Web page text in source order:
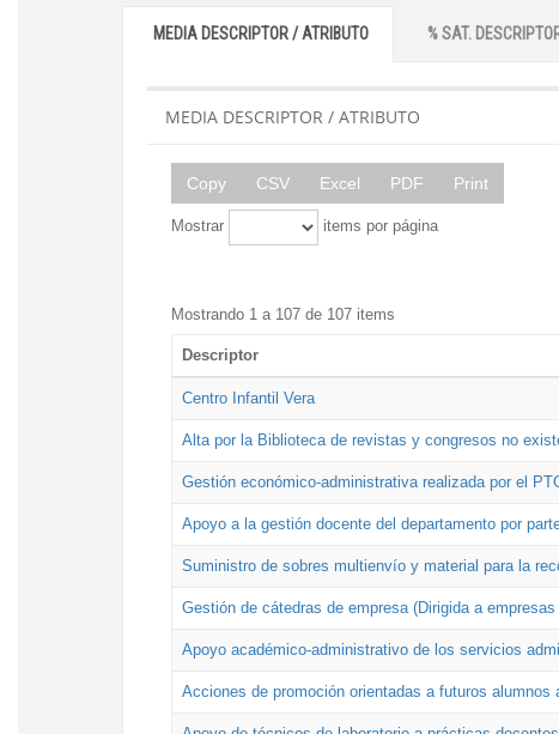
MEDIA DESCRIPTOR / ATRIBUTO % SAT.
MEDIA DESCRIPTOR / ATRIBUTO
Copy CSV Excel PDF Print
Mostrar items por página
Mostrando 1 a 107 de 107 items
Descriptor
Centro Infantil Vera
Alta por la Biblioteca de revistas y congresos no
Gestión económico-administrativa realizada por el
Apoyo a la gestión docente del departamento por
Suministro de sobres multienvío y material para la
Gestión de cátedras de empresa (Dirigida a
Apoyo académico-administrativo de los servicios
Acciones de promoción orientadas a futuros